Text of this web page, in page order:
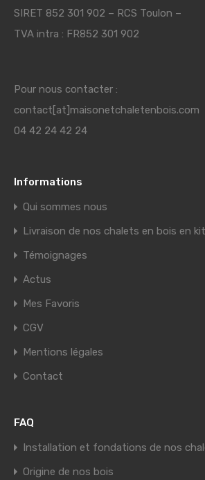
SIRET 852 301 902 – RCS Toulon –
TVA intra : FR852 301 902
Pour nous contacter :
contact[at]maisonetchaletenbois.com
04 42 24 42 24
Informations
Qui sommes nous
Livraison de nos chalets en bois en kit
Témoignages
Actus
Mes Favoris
CGV
Mentions légales
Contact
FAQ
Installation et fondations de nos
Origine de nos bois